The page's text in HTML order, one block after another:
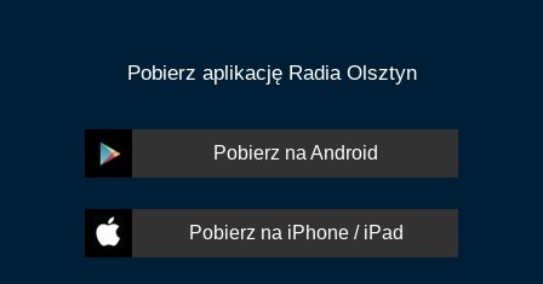
Pobierz aplikację Radia Olsztyn
Pobierz na Android
Pobierz na iPhone / iPad